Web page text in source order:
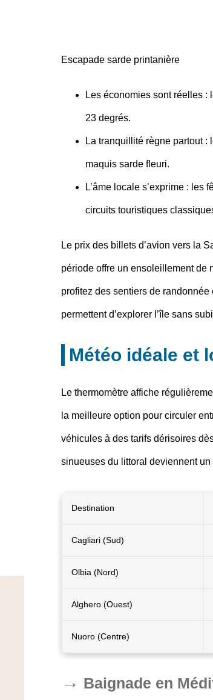
Escapade sarde printanière
Les économies sont réelles:
23 degrés.
La tranquillité règne partout:
maquis sarde fleuri.
L’âme locale s’exprime: les
circuits touristiques
Le prix des billets d’avion vers la
période offre un ensoleillement de
profitez des sentiers de
permettent d’explorer l’île sans
Météo idéale et
Le thermomètre affiche
la meilleure option pour circuler
véhicules à des tarifs dérisoires
sinueuses du littoral deviennent
Destination
Cagliari (Sud)
Olbia (Nord)
Alghero (Ouest)
Nuoro (Centre)
Baignade en